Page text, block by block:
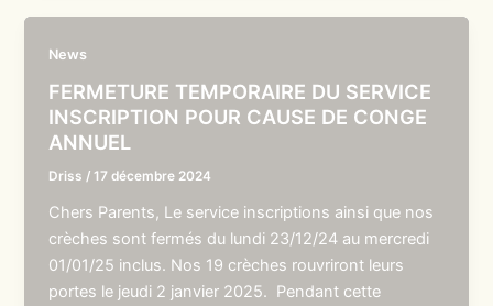
News
FERMETURE TEMPORAIRE DU SERVICE
INSCRIPTION POUR CAUSE DE CONGE
ANNUEL
Driss /17 décembre 2024
Chers Parents, Le service inscriptions ainsi que nos
crèches sont fermés du lundi 23/12/24 au mercredi
01/01/25 inclus. Nos 19 crèches rouvriront leurs
portes le jeudi 2 janvier 2025. Pendant cette